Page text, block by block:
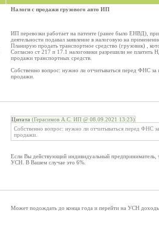
Налоги с продажи грузового авто ИП
ИП перевозки работает на патенте (ранее было ЕНВД),
деятельности подавал заявление в налоговую на
Планирую продать транспортное средство (грузовик) ,
Согласно ст 217 п 17.1 налоговики разрешили не платить
продажи транспортных средств.
Собственно вопрос: нужно ли отчитываться перед ФНС
продажи.
Цитата (Герасимов А.С. ИП @ 08.09.2021 13:23)
Собственно вопрос: нужно ли отчитываться перед ФНС
продажи.
Если Вы действующий индивидуальный предприниматель,
УСН. В Вашем случае это 6%.
Может подождать до конца года и перейти на УСН